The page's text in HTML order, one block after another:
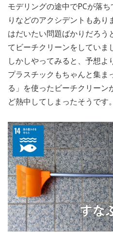
モデリングの途中でPCが落
りなどのアクシデントもあ
はだいたい問題ばかりだろう
てビーチクリーンをしていま
しかしやってみると、予想よ
プラスチックもちゃんと集ま
る」を使ったビーチクリーン
ど熱中してしまったそうです。